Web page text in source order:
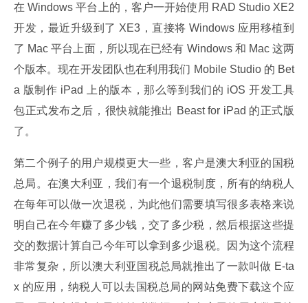
在 Windows 平台上的，客户一开始使用 RAD Studio XE2
开发，最近升级到了 XE3，直接将 Windows 应用移植到
了 Mac 平台上面，所以现在已经有 Windows 和 Mac 这两
个版本。现在开发团队也在利用我们 Mobile Studio 的 Bet
a 版制作 iPad 上的版本，那么等到我们的 iOS 开发工具
包正式发布之后，很快就能推出 Beast for iPad 的正式版
了。
第二个例子的用户规模更大一些，客户是澳大利亚的国税
总局。在澳大利亚，我们有一个退税制度，所有的纳税人
在每年可以做一次退税，为此他们需要填写很多表格来说
明自己在今年赚了多少钱，交了多少税，然后根据这些提
交的数据计算自己今年可以拿到多少退税。因为这个流程
非常复杂，所以澳大利亚国税总局就推出了一款叫做 E-ta
x 的应用，纳税人可以去国税总局的网站免费下载这个应